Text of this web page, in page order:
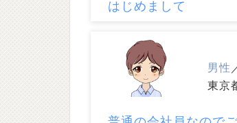
はじめまして
男性
東京